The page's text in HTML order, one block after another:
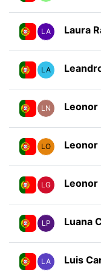
LA Laura
LA
LN Leonor
LO Leonor
LG Leonor
LP Luana
LA Luis